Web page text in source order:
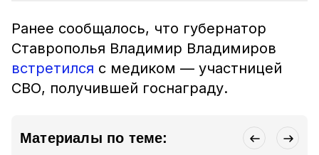
Ранее сообщалось, что губернатор
Ставрополья Владимир Владимиров
встретился с медиком — участницей
СВО, получившей госнаграду.
Материалы по теме: